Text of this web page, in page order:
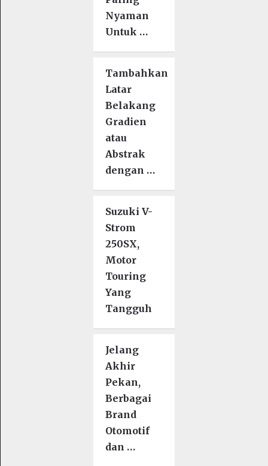
Nyaman
Untuk …
Tambahkan
Latar
Belakang
Gradien
atau
Abstrak
dengan …
Suzuki V-
Strom
250SX,
Motor
Touring
Yang
Tangguh
Jelang
Akhir
Pekan,
Berbagai
Brand
Otomotif
dan …